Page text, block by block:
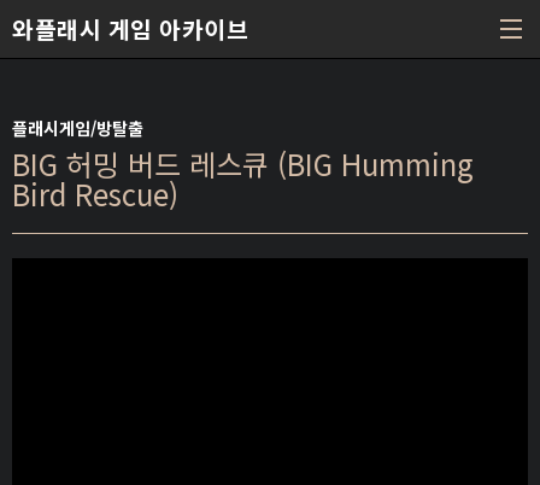
와플래시 게임 아카이브
플래시게임/방탈출
BIG 허밍 버드 레스큐 (BIG Humming
Bird Rescue)